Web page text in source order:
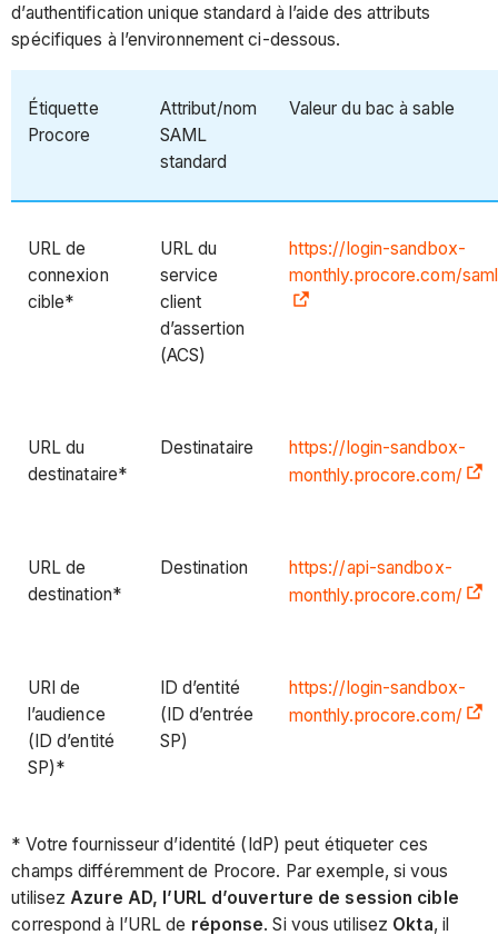
d’authentification unique standard à l’aide des attributs
spécifiques à l’environnement ci-dessous.
Étiquette
Procore
Attribut/nom
SAML
standard
Valeur du bac à sable
URL de
connexion
cible*
URL du
service
client
d’assertion
(ACS)
https://login-sandbox-
monthly.procore.com/
URL du
destinataire*
Destinataire
https://login-sandbox-
monthly.procore.com/
URL de
destination*
Destination
https://api-sandbox-
monthly.procore.com/
URI de
l’audience
(ID d’entité
SP)*
ID d’entité
(ID d’entrée
SP)
https://login-sandbox-
monthly.procore.com/
* Votre fournisseur d’identité (IdP) peut étiqueter ces
champs différemment de Procore. Par exemple, si vous
utilisezAzure AD, l’URL d’ouverture de session cible
correspond à l’URL de réponse. Si vous utilisez Okta, il